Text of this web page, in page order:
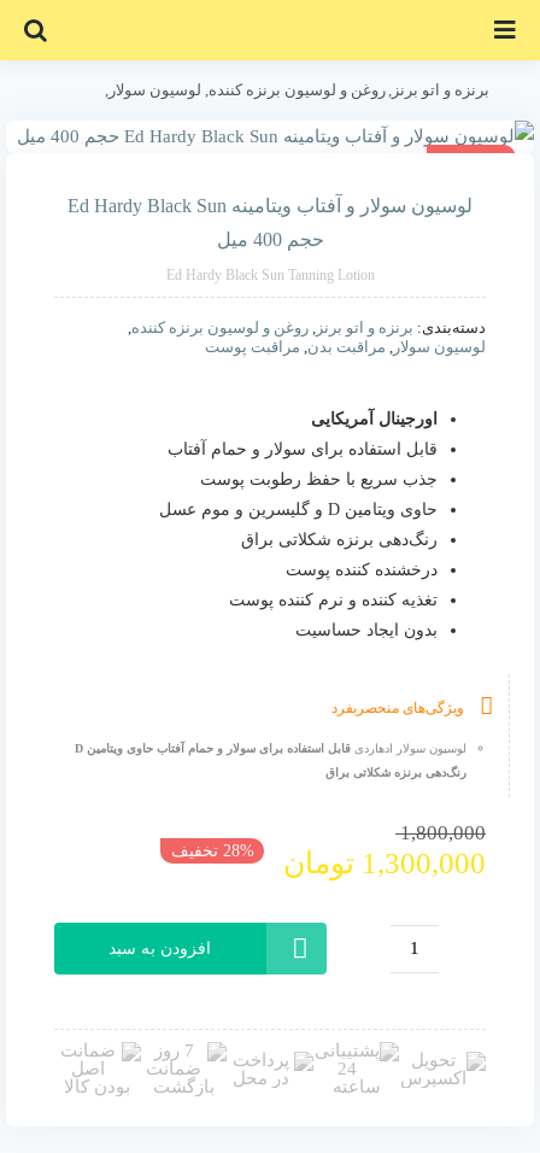
برنزه و اتو برنز روغن و لوسیون برنزه کننده لوسیون سولار
مراقبت بدن مراقبت پوست
28% تخفیف
لوسیون سولار و آفتاب ویتامینه Ed Hardy Black Sun
حجم 400 میل
Ed Hardy Black Sun Tanning Lotion
دسته‌بندی: برنزه و اتو برنز , روغن و لوسیون برنزه کننده,
لوسیون سولار , مراقبت بدن, مراقبت پوست
اورجینال آمریکایی
قابل استفاده برای سولار و حمام آفتاب
جذب سریع با حفظ رطوبت پوست
حاوی ویتامین D و گلیسرین و موم عسل
رنگ‌دهی برنزه شکلاتی براق
درخشنده کننده پوست
تغذیه کننده و نرم کننده پوست
بدون ایجاد حساسیت
ویژگی‌های منحصربفرد
لوسیون سولار ادهاردی
قابل استفاده برای سولار و حمام آفتاب حاوی ویتامین D
رنگ‌دهی برنزه شکلاتی براق
1,800,000
قیمت
اصلی
1,300,000 تومان
قیمت
فعلی
28% تخفیف
و
آفتاب
ویتامینه
افزودن به سبد